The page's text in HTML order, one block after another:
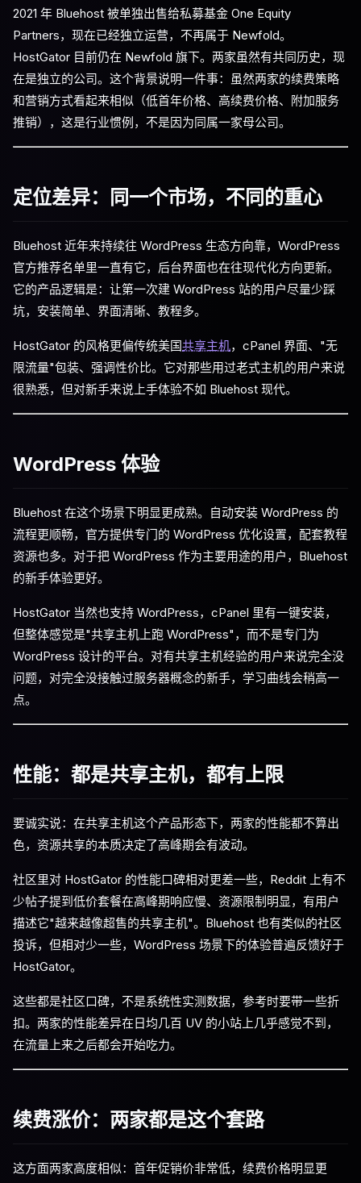
2021 年 Bluehost 被单独出售给私募基金 One Equity
Partners，现在已经独立运营，不再属于 Newfold。
HostGator 目前仍在 Newfold 旗下。两家虽然有共同历史，现
在是独立的公司。这个背景说明一件事：虽然两家的续费策略
和营销方式看起来相似（低首年价格、高续费价格、附加服务
推销），这是行业惯例，不是因为同属一家母公司。
定位差异：同一个市场，不同的重心
Bluehost 近年来持续往 WordPress 生态方向靠，WordPress
官方推荐名单里一直有它，后台界面也在往现代化方向更新。
它的产品逻辑是：让第一次建 WordPress 站的用户尽量少踩
坑，安装简单、界面清晰、教程多。
HostGator 的风格更偏传统美国共享主机，cPanel 界面、"无
限流量"包装、强调性价比。它对那些用过老式主机的用户来说
很熟悉，但对新手来说上手体验不如 Bluehost 现代。
WordPress 体验
Bluehost 在这个场景下明显更成熟。自动安装 WordPress 的
流程更顺畅，官方提供专门的 WordPress 优化设置，配套教程
资源也多。对于把 WordPress 作为主要用途的用户，Bluehost
的新手体验更好。
HostGator 当然也支持 WordPress，cPanel 里有一键安装，
但整体感觉是"共享主机上跑 WordPress"，而不是专门为
WordPress 设计的平台。对有共享主机经验的用户来说完全没
问题，对完全没接触过服务器概念的新手，学习曲线会稍高一
点。
性能：都是共享主机，都有上限
要诚实说：在共享主机这个产品形态下，两家的性能都不算出
色，资源共享的本质决定了高峰期会有波动。
社区里对 HostGator 的性能口碑相对更差一些，Reddit 上有不
少帖子提到低价套餐在高峰期响应慢、资源限制明显，有用户
描述它"越来越像超售的共享主机"。Bluehost 也有类似的社区
投诉，但相对少一些，WordPress 场景下的体验普遍反馈好于
HostGator。
这些都是社区口碑，不是系统性实测数据，参考时要带一些折
扣。两家的性能差异在日均几百 UV 的小站上几乎感觉不到，
在流量上来之后都会开始吃力。
续费涨价：两家都是这个套路
这方面两家高度相似：首年促销价非常低，续费价格明显更